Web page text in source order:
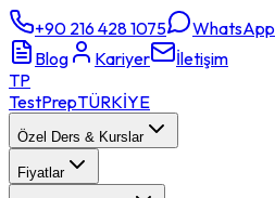
+90 216 428 1075
WhatsApp
Blog
Kariyer
İletişim
TP
TestPrepTÜRKİYE
Özel Ders & Kurslar
Fiyatlar